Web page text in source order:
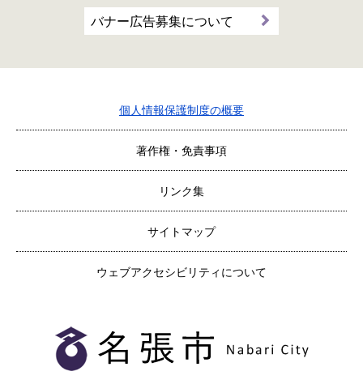
バナー広告募集について
個人情報保護制度の概要
著作権・免責事項
リンク集
サイトマップ
ウェブアクセシビリティについて